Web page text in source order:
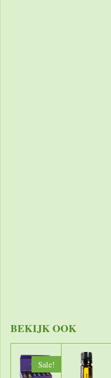
BEKIJK OOK
Sale!